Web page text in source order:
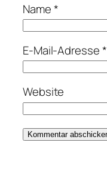
Name*
E-Mail-Adresse*
Website